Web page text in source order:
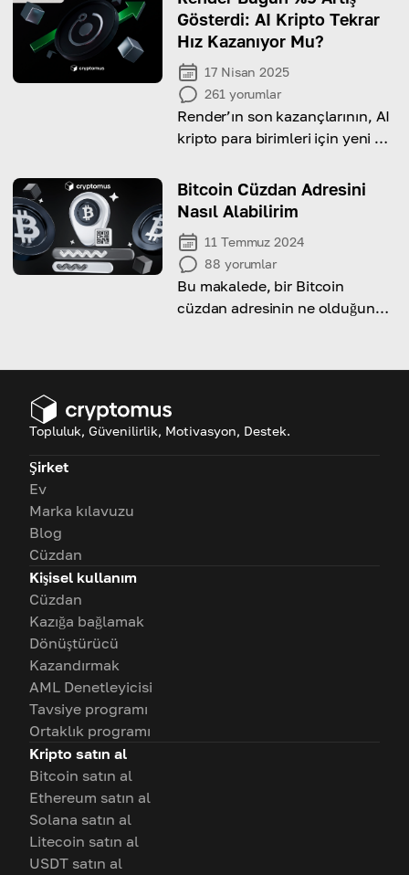
hakkında bilgi edinin
Gösterdi: AI Kripto Tekrar
Hız Kazanıyor Mu?
17 Nisan 2025
261 yorumlar
Render’ın son kazançlarının, AI
kripto para birimleri için yeni bir
görün!
Bitcoin Cüzdan Adresini
Nasıl Alabilirim
11 Temmuz 2024
88 yorumlar
Bu makalede, bir Bitcoin
cüzdan adresinin ne olduğunu
Topluluk, Güvenilirlik, Motivasyon, Destek.
Şirket
Ev
Marka kılavuzu
Blog
Cüzdan
Kişisel kullanım
Cüzdan
Kazığa bağlamak
Dönüştürücü
Kazandırmak
AML Denetleyicisi
Tavsiye programı
Ortaklık programı
Kripto satın al
Bitcoin satın al
Ethereum satın al
Solana satın al
Litecoin satın al
USDT satın al